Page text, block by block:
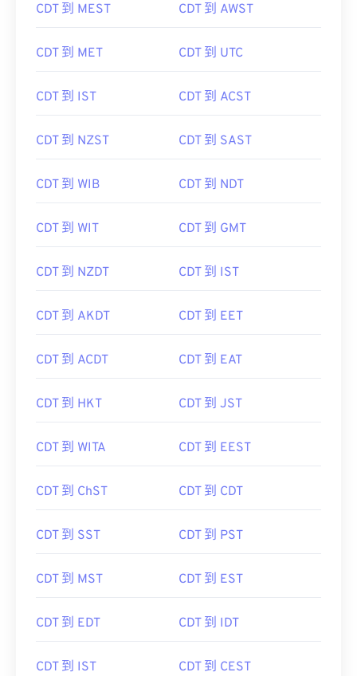
CDT 到 MEST CDT 到 AWST
CDT 到 MET CDT 到 UTC
CDT 到 IST CDT 到 ACST
CDT 到 NZST CDT 到 SAST
CDT 到 WIB CDT 到 NDT
CDT 到 WIT CDT 到 GMT
CDT 到 NZDT CDT 到 IST
CDT 到 AKDT CDT 到 EET
CDT 到 ACDT CDT 到 EAT
CDT 到 HKT CDT 到 JST
CDT 到 WITA CDT 到 EEST
CDT 到 ChST CDT 到 CDT
CDT 到 SST CDT 到 PST
CDT 到 MST CDT 到 EST
CDT 到 EDT CDT 到 IDT
CDT 到 IST CDT 到 CEST